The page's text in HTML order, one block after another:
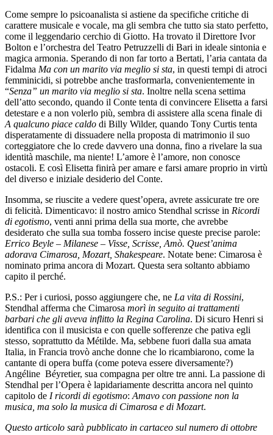
Come sempre lo psicoanalista si astiene da specifiche critiche di
carattere musicale e vocale, ma gli sembra che tutto sia stato perfetto,
come il leggendario cerchio di Giotto. Ha trovato il Direttore Ivor
Bolton e l’orchestra del Teatro Petruzzelli di Bari in ideale sintonia e
magica armonia. Sperando di non far torto a Bertati, l’aria cantata da
Fidalma Ma con un marito via meglio si sta, in questi tempi di atroci
femminicidi, si potrebbe anche trasformarla, convenientemente in
“Senza” un marito via meglio si sta. Inoltre nella scena settima
dell’atto secondo, quando il Conte tenta di convincere Elisetta a farsi
detestare e a non volerlo più, sembra di assistere alla scena finale di
A qualcuno piace caldo di Billy Wilder, quando Tony Curtis tenta
disperatamente di dissuadere nella proposta di matrimonio il suo
corteggiatore che lo crede davvero una donna, fino a rivelare la sua
identità maschile, ma niente! L’amore è l’amore, non conosce
ostacoli. E così Elisetta finirà per amare e farsi amare proprio in virtù
del diverso e iniziale desiderio del Conte.
Insomma, se riuscite a vedere quest’opera, avrete assicurate tre ore
di felicità. Dimenticavo: il nostro amico Stendhal scrisse in Ricordi
di egotismo, venti anni prima della sua morte, che avrebbe
desiderato che sulla sua tomba fossero incise queste precise parole:
Errico Beyle – Milanese – Visse, Scrisse, Amò. Quest’anima
adorava Cimarosa, Mozart, Shakespeare. Notate bene: Cimarosa è
nominato prima ancora di Mozart. Questa sera soltanto abbiamo
capito il perché.
P.S.: Per i curiosi, posso aggiungere che, ne La vita di Rossini,
Stendhal afferma che Cimarosa morì in seguito ai trattamenti
barbari che gli aveva inflitto la Regina Carolina. Di sicuro Henri si
identifica con il musicista e con quelle sofferenze che pativa egli
stesso, soprattutto da Métilde. Ma, sebbene fuori dalla sua amata
Italia, in Francia trovò anche donne che lo ricambiarono, come la
cantante di opera buffa (come poteva essere diversamente?)
Angéline Béyretier, sua compagna per oltre tre anni. La passione di
Stendhal per l’Opera è lapidariamente descritta ancora nel quinto
capitolo de I ricordi di egotismo:Amavo con passione non la
musica, ma solo la musica di Cimarosa e di Mozart.
Questo articolo sarà pubblicato in cartaceo sul numero di ottobre